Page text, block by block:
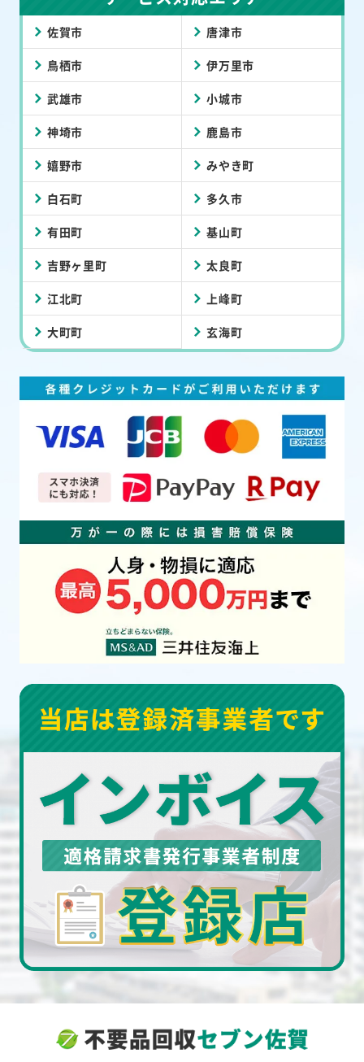
佐賀市 唐津市
鳥栖市 伊万里市
武雄市 小城市
神埼市 鹿島市
嬉野市 みやき町
白石町 多久市
有田町 基山町
吉野ヶ里町 太良町
江北町 上峰町
大町町 玄海町